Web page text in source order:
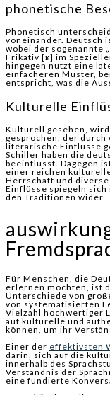
phonetische
Phonetisch
voneinander. Deutsch
wobei der sogenannte
Frikativ [ʁ] im
hingegen nutzt eine
einfacheren Muster,
entspricht, was die
Kulturelle
Kulturell gesehen,
gesprochen, der
literarische Einflüsse
Schiller haben die
beeinflusst. Dagegen
einer reichen
Herrschaft und
Einflüsse spiegeln sich
den Traditionen wider.
Für Menschen, die
erlernen möchten, ist
Unterschiede von
von systematisierten
Vielzahl hochwertiger
auf kulturelle und
können, um ihr
Einer der effektivsten
darin, sich auf die
innerhalb des
Verständnis der
eine fundierte